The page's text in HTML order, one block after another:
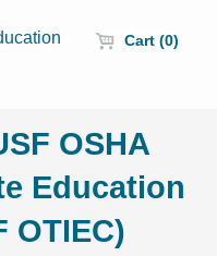
Cart (0)
OSHA
Education
OTIEC)